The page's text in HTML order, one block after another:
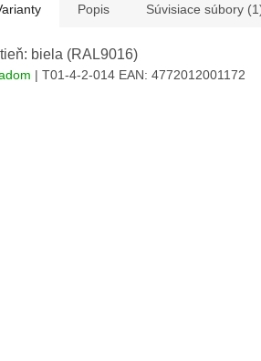
Popis Súvisiace súbory
biela (RAL9016)
| T01-4-2-014 EAN: 4772012001172